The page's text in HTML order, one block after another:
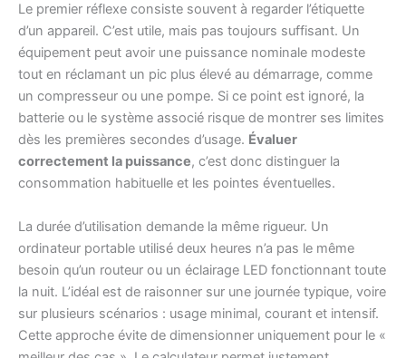
Le premier réflexe consiste souvent à regarder l’étiquette
d’un appareil. C’est utile, mais pas toujours suffisant. Un
équipement peut avoir une puissance nominale modeste
tout en réclamant un pic plus élevé au démarrage, comme
un compresseur ou une pompe. Si ce point est ignoré, la
batterie ou le système associé risque de montrer ses limites
dès les premières secondes d’usage. Évaluer
correctement la puissance, c’est donc distinguer la
consommation habituelle et les pointes éventuelles.
La durée d’utilisation demande la même rigueur. Un
ordinateur portable utilisé deux heures n’a pas le même
besoin qu’un routeur ou un éclairage LED fonctionnant toute
la nuit. L’idéal est de raisonner sur une journée typique, voire
sur plusieurs scénarios : usage minimal, courant et intensif.
Cette approche évite de dimensionner uniquement pour le «